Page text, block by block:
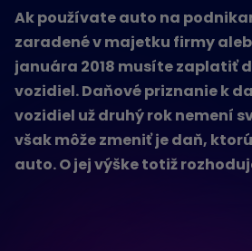
Ak používate auto na
zaradené v majetku firmy
januára 2018 musíte zaplatiť
vozidiel. Daňové priznanie k
vozidiel už druhý rok nemení
však môže zmeniť je daň,
auto. O jej výške totiž